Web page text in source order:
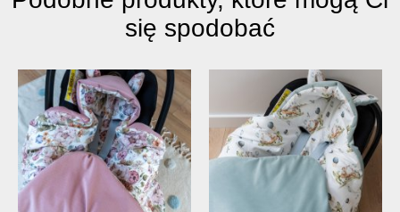
się spodobać